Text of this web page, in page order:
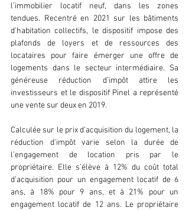
l’immobilier locatif neuf, dans les zones
tendues. Recentré en 2021 sur les bâtiments
d’habitation collectifs, le dispositif impose des
plafonds de loyers et de ressources des
locataires pour faire émerger une offre de
logements dans le secteur intermédiaire. Sa
généreuse réduction d’impôt attire les
investisseurs et le dispositif Pinel a représenté
une vente sur deux en 2019.
Calculée sur le prix d’acquisition du logement, la
réduction d’impôt varie selon la durée de
l’engagement de location pris par le
propriétaire. Elle s’élève à 12% du coût total
d’acquisition pour un engagement locatif de 6
ans, à 18% pour 9 ans, et à 21% pour un
engagement locatif de 12 ans. Le propriétaire